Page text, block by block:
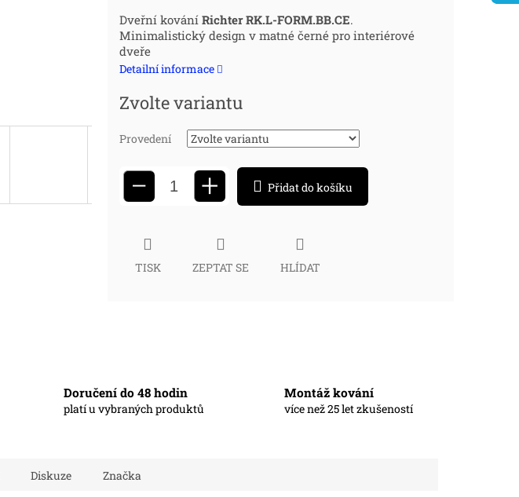
Měrná
cena:
Dveřní kování Richter RK.L-FORM.BB.CE.
Minimalistický design v matné černé pro interiérové
dveře
Detailní informace
Zvolte variantu
Provedení
− + Přidat do košíku
TISK ZEPTAT SE HLÍDAT
Doručení do 48 hodin
platí u vybraných produktů
Montáž kování
více než 25 let zkušeností
Diskuze Značka